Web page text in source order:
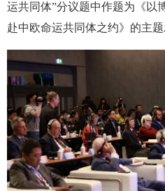
运共同体”分议题中作题为《
赴中欧命运共同体之约》的主题